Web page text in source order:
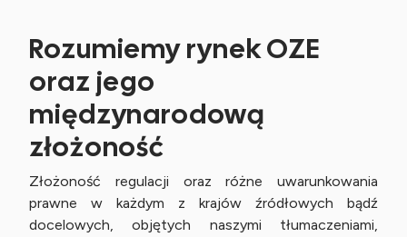
Rozumiemy rynek OZE
oraz jego
międzynarodową
złożoność
Złożoność regulacji oraz różne uwarunkowania
prawne w każdym z krajów źródłowych bądź
docelowych, objętych naszymi tłumaczeniami,